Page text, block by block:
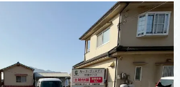
供給実績